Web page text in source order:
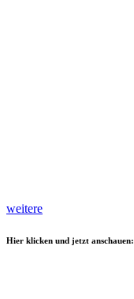
weitere
Hier klicken und jetzt anschauen: